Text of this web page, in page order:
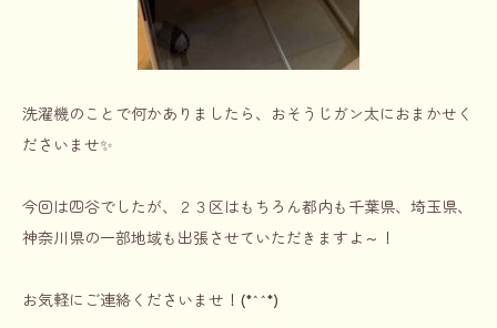
洗濯機のことで何かありましたら、おそうじガン太におまかせく
ださいませ✨
今回は四谷でしたが、２３区はもちろん都内も千葉県、埼玉県、
神奈川県の一部地域も出張させていただきますよ～！
お気軽にご連絡くださいませ！(*^^*)